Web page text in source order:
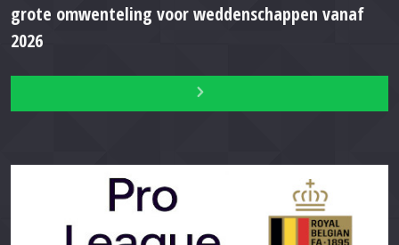
grote omwenteling voor weddenschappen vanaf
2026